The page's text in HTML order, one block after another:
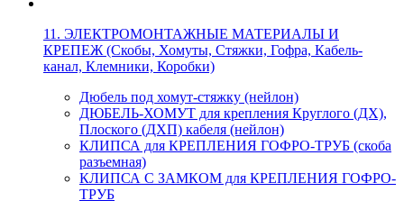
11. ЭЛЕКТРОМОНТАЖНЫЕ МАТЕРИАЛЫ И
КРЕПЕЖ (Скобы, Хомуты, Стяжки, Гофра, Кабель-
канал, Клемники, Коробки)
Дюбель под хомут-стяжку (нейлон)
ДЮБЕЛЬ-ХОМУТ для крепления Круглого (ДХ),
Плоского (ДХП) кабеля (нейлон)
КЛИПСА для КРЕПЛЕНИЯ ГОФРО-ТРУБ (скоба
разъемная)
КЛИПСА С ЗАМКОМ для КРЕПЛЕНИЯ ГОФРО-
ТРУБ